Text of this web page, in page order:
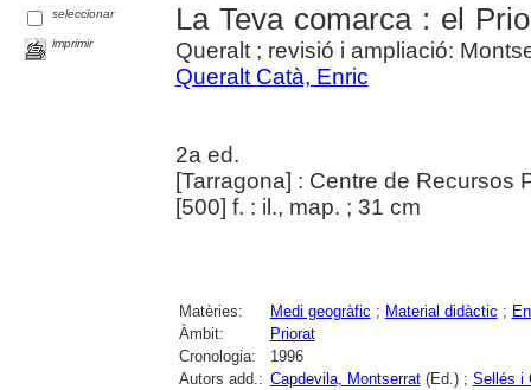
seleccionar
imprimir
La Teva comarca : el
Queralt ; revisió i ampliació:
Queralt Catà, Enric
2a ed.
[Tarragona] : Centre de Recursos
[500] f. : il., map. ; 31 cm
Matèries: Medi geogràfic ; Material didàctic ;
Àmbit:
Priorat
Cronologia:
1996
Autors add.: Capdevila, Montserrat(Ed.) ; Sellés i